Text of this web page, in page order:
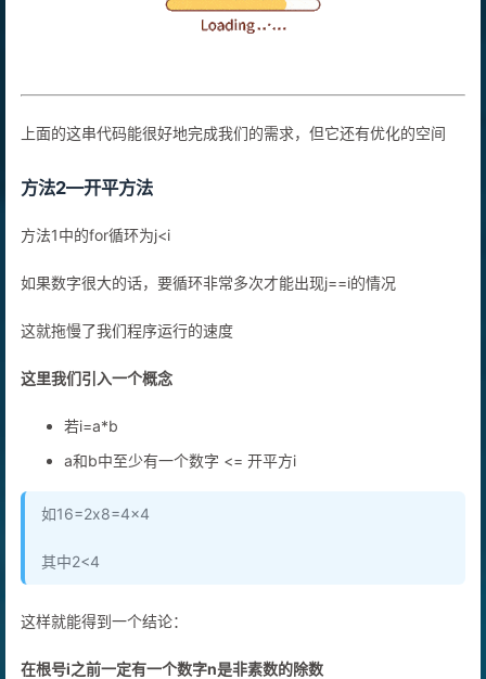
上面的这串代码能很好地完成我们的需求，但它还有优化的空间
方法2—开平方法
方法1中的for循环为j<i
如果数字很大的话，要循环非常多次才能出现j==i的情况
这就拖慢了我们程序运行的速度
这里我们引入一个概念
若i=a*b
a和b中至少有一个数字 <= 开平方i
如16=2x8=4x4
其中2<4
这样就能得到一个结论：
在根号i之前一定有一个数字n是非素数的除数